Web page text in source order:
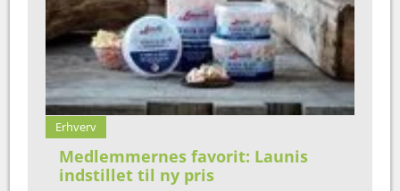
Erhverv
Medlemmernes favorit: Launis
indstillet til ny pris